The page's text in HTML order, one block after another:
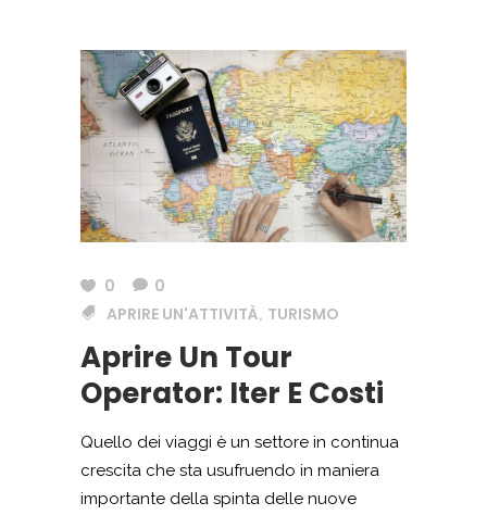
0
0
APRIRE UN'ATTIVITÀ, TURISMO
Aprire Un Tour
Operator: Iter E Costi
Quello dei viaggi è un settore in continua
crescita che sta usufruendo in maniera
importante della spinta delle nuove